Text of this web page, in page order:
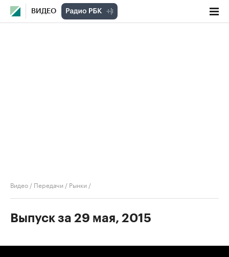
ВИДЕО
Видео / Передачи / Рынки /
Выпуск за 29 мая, 2015